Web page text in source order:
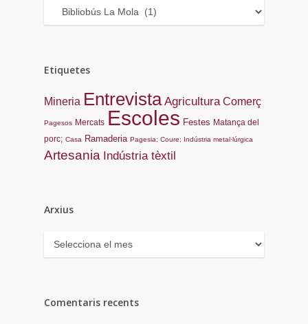
Categories
Etiquetes
Mineria Entrevista Agricultura Comerç
Pagesos Mercats Escoles Festes Matança del
porc; Casa Ramaderia Pagesia; Coure; Indústria metal·lúrgica
Artesania Indústria tèxtil
Arxius
Arxius
Comentaris recents